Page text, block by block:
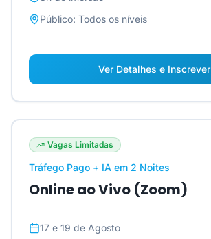
Público: Todos os níveis
Ver Detalhes e Inscrever
Vagas Limitadas
Tráfego Pago + IA em 2 Noites
Online ao Vivo (Zoom)
17 e 19 de Agosto